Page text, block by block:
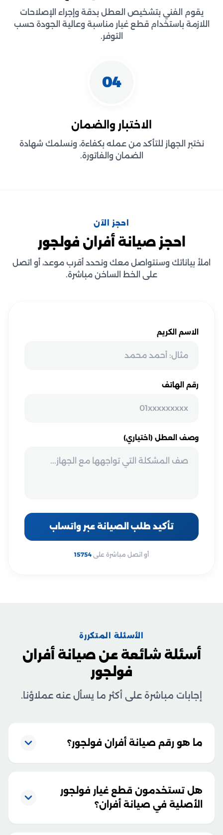
يقوم الفني بتشخيص العطل بدقة وإجراء الإصلاحات
اللازمة باستخدام قطع غيار مناسبة وعالية الجودة حسب
التوفر.
04
الاختبار والضمان
نختبر الجهاز للتأكد من عمله بكفاءة، ونسلمك شهادة
الضمان والفاتورة.
احجز الآن
احجز صيانة أفران فولجور
املأ بياناتك وسنتواصل معك ونحدد أقرب موعد، أو اتصل
على الخط الساخن مباشرة.
الاسم الكريم
رقم الهاتف
وصف العطل (اختياري)
تأكيد طلب الصيانة عبر واتساب
أو اتصل مباشرة على 15754
الأسئلة المتكررة
أسئلة شائعة عن صيانة أفران
فولجور
إجابات مباشرة على أكثر ما يسأل عنه عملاؤنا.
ما هو رقم صيانة أفران فولجور؟
هل تستخدمون قطع غيار فولجور
الأصلية في صيانة أفران؟